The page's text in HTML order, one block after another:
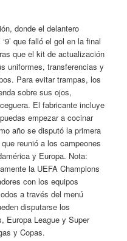
donde el delantero
que falló el gol en la final
que el kit de actualización
uniformes, transferencias y
Para evitar trampas, los
sobre sus ojos,
El fabricante incluye
empezar a cocinar
año se disputó la primera
reunió a los campeones
y Europa. Nota:
la UEFA Champions
con los equipos
a través del menú
disputarse los
Europa League y Super
y Copas.